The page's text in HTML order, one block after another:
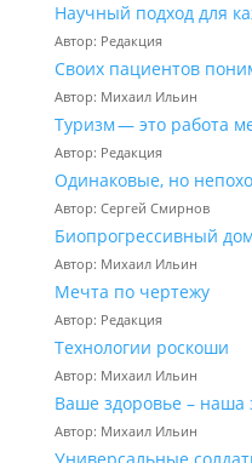
Научный подход для
Автор: Редакция
Своих пациентов
Автор: Михаил Ильин
Туризм — это работа
Автор: Редакция
Одинаковые, но
Автор: Сергей Смирнов
Биопрогрессивный дом
Автор: Михаил Ильин
Мечта по чертежу
Автор: Редакция
Технологии роскоши
Автор: Михаил Ильин
Ваше здоровье – наша
Автор: Михаил Ильин